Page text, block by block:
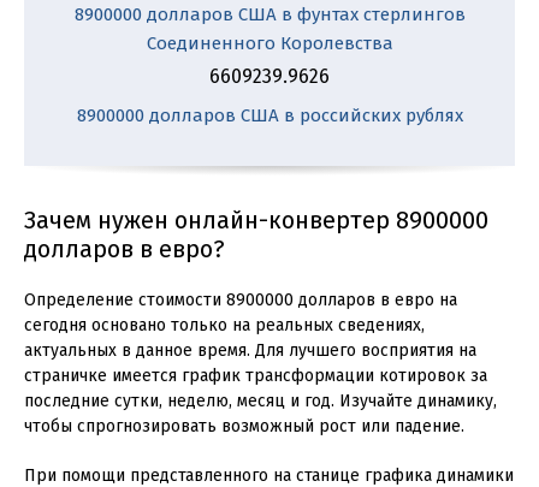
8900000 долларов США в фунтах стерлингов
Соединенного Королевства
6609239.9626
8900000 долларов США в российских рублях
Зачем нужен онлайн-конвертер 8900000
долларов в евро?
Определение стоимости 8900000 долларов в евро на
сегодня основано только на реальных сведениях,
актуальных в данное время. Для лучшего восприятия на
страничке имеется график трансформации котировок за
последние сутки, неделю, месяц и год. Изучайте динамику,
чтобы спрогнозировать возможный рост или падение.
При помощи представленного на станице графика динамики